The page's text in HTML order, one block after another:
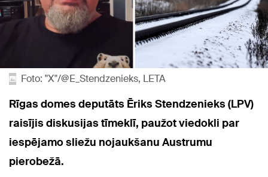
Foto: "X"/@E_Stendzenieks, LETA
Rīgas domes deputāts Ēriks Stendzenieks (LPV)
raisījis diskusijas tīmeklī, paužot viedokli par
iespējamo sliežu nojaukšanu Austrumu
pierobežā.